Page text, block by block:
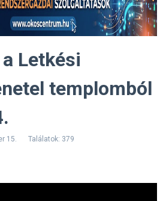
Letkési
templomból
15. Találatok: 379